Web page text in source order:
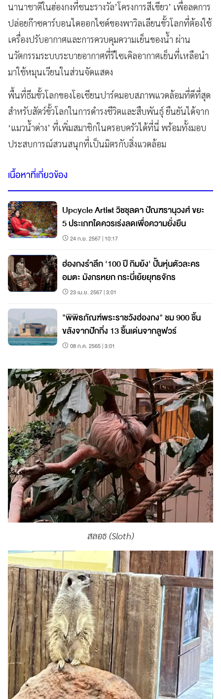
นานาชาติในฮ่องกงที่ชนะรางวัล’โครงการสีเขียว’ เพื่อลดการ
ปล่อยก๊าซคาร์บอนไดออกไซด์ของพาวิลเลียนขั้วโลกที่ต้องใช้
เครื่องปรับอากาศและการควบคุมความเย็นของน้ำ ผ่าน
นวัตกรรมระบบระบายอากาศที่รีไซเคิลอากาศเย็นที่เหลือนำ
มาใช้หมุนเวียนในส่วนจัดแสดง
พื้นที่ธีมขั้วโลกของโอเชียนปาร์คมอบสภาพแวดล้อมที่ดีที่สุด
สําหรับสัตว์ขั้วโลกในการดํารงชีวิตและสืบพันธุ์ ยืนยันได้จาก
‘แมวน้ำด่าง’ ที่เพิ่มสมาชิกในครอบครัวได้ที่นี่ พร้อมทั้งมอบ
ประสบการณ์สวนสนุกที่เป็นมิตรกับสิ่งแวดล้อม
เนื้อหาที่เกี่ยวข้อง
Upcycle Artist วิชชุลดา ปัณฑรานุวงศ์ ขยะ
5 ประเภทใดควรเร่งลดเพื่อความยั่งยืน
24 ก.ย. 2567 | 10:17
ฮ่องกงรำลึก '100 ปี กิมย้ง' ปั้นหุ่นตัวละคร
อมตะ มังกรหยก กระบี่เย้ยยุทธจักร
23 เม.ย. 2567 | 3:01
"พิพิธภัณฑ์พระราชวังฮ่องกง" ชม 900 ชิ้น
ขลังจากปักกิ่ง 13 ชิ้นเด่นจากลูฟวร์
08 ก.ค. 2565 | 3:01
สลอธ (Sloth)